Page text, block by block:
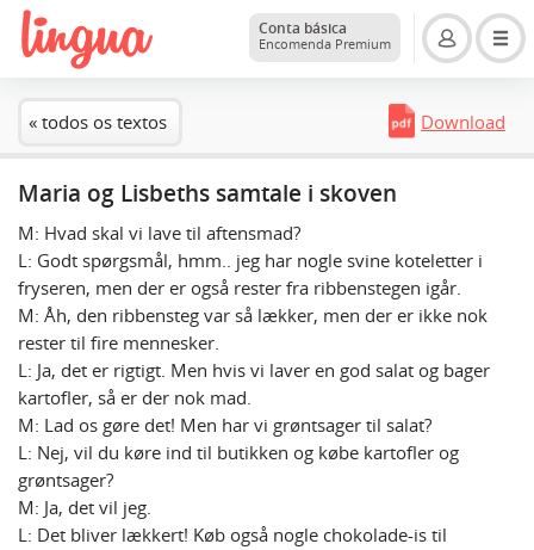
Conta básica
Encomenda Premium
« todos os textos Download
Maria og Lisbeths samtale i skoven
M: Hvad skal vi lave til aftensmad?
L: Godt spørgsmål, hmm.. jeg har nogle svine koteletter i
fryseren, men der er også rester fra ribbenstegen igår.
M: Åh, den ribbensteg var så lækker, men der er ikke nok
rester til fire mennesker.
L: Ja, det er rigtigt. Men hvis vi laver en god salat og bager
kartofler, så er der nok mad.
M: Lad os gøre det! Men har vi grøntsager til salat?
L: Nej, vil du køre ind til butikken og købe kartofler og
grøntsager?
M: Ja, det vil jeg.
L: Det bliver lækkert! Køb også nogle chokolade-is til